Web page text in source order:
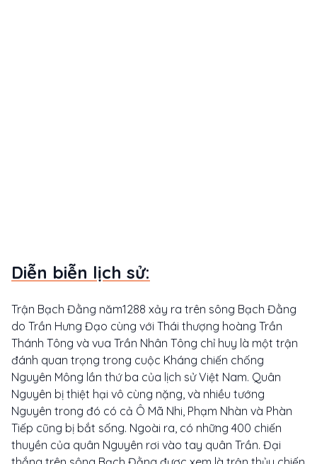
Diễn biễn lịch sử:
Trận Bạch Đằng năm1288 xảy ra trên sông Bạch Đằng
do Trần Hưng Đạo cùng với Thái thượng hoàng Trần
Thánh Tông và vua Trần Nhân Tông chỉ huy là một trận
đánh quan trọng trong cuộc Kháng chiến chống
Nguyên Mông lần thứ ba của lịch sử Việt Nam. Quân
Nguyên bị thiệt hại vô cùng nặng, và nhiều tướng
Nguyên trong đó có cả Ô Mã Nhi, Phạm Nhàn và Phàn
Tiếp cũng bị bắt sống. Ngoài ra, có những 400 chiến
thuyền của quân Nguyên rơi vào tay quân Trần. Đại